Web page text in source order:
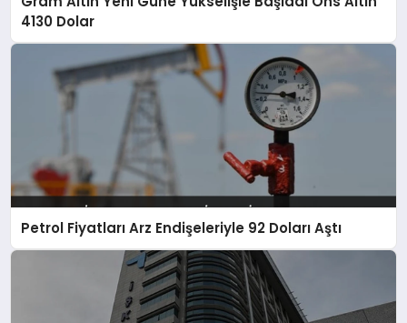
4130 Dolar
Petrol Fiyatları Arz Endişeleriyle 92 Doları Aştı